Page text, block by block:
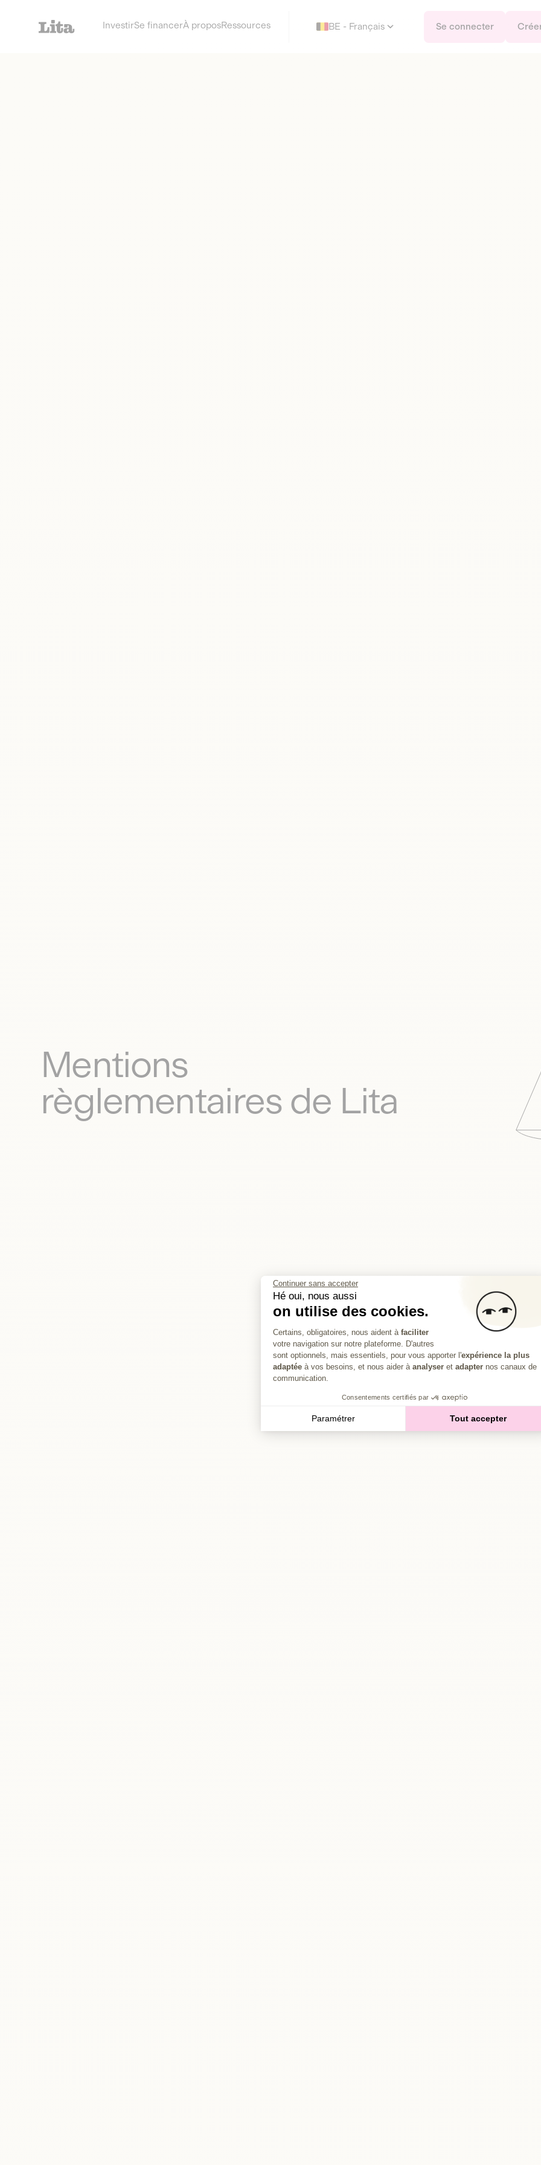
InvestirSe financerÀ proposRessources BE - Français Se connecter
Mentions
règlementaires de Lita
Continuer sans accepter
Hé oui, nous aussi
on utilise des cookies.
Plateforme de Gestion du
Certains, obligatoires, nous aident à faciliter
votre navigation sur notre plateforme. D'autres
sont optionnels, mais essentiels, pour vous apporter l'expérience la plus
adaptée à vos besoins, et nous aider à analyser et adapter nos canaux de
communication.
Consentements certifiés par
Paramétrer Tout accepter
Axeptio consent